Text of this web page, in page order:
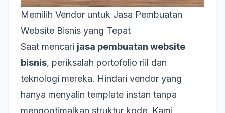
Memilih Vendor untuk Jasa Pembuatan
Website Bisnis yang Tepat
Saat mencari jasa pembuatan website
bisnis, periksalah portofolio riil dan
teknologi mereka. Hindari vendor yang
hanya menyalin template instan tanpa
mengoptimalkan struktur kode. Kami